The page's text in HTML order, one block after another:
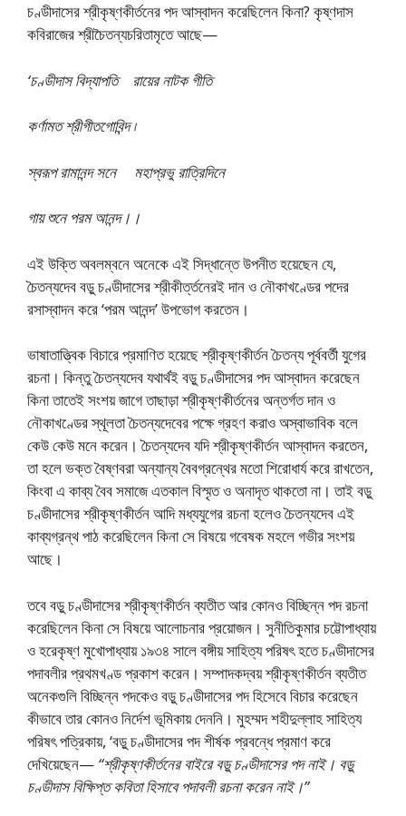
চণ্ডীদাসের শ্রীকৃষ্ণকীর্তনের পদ আস্বাদন করেছিলেন কিনা? কৃষ্ণদাস
কবিরাজের শ্রীচৈতন্যচরিতামৃতে আছে—
‘চণ্ডীদাস বিদ্যাপতি রায়ের নাটক গীতি
কর্ণামত শ্রীগীতগোবিন্দ ৷
স্বরূপ রামানন্দ সনে মহাপ্রভু রাত্রিদিনে
গায় শুনে পরম আনন্দ।।
এই উক্তি অবলম্বনে অনেকে এই সিদ্ধান্তে উপনীত হয়েছেন যে,
চৈতন্যদেব বড়ু চণ্ডীদাসের শ্রীকীর্ত্তনেরই দান ও নৌকাখণ্ডের পদের
রসাস্বাদন করে ‘পরম আনন্দ’ উপভোগ করতেন।
ভাষাতাত্ত্বিক বিচারে প্রমাণিত হয়েছে শ্রীকৃষ্ণকীর্তন চৈতন্য পূর্ববর্তী যুগের
রচনা। কিন্তু চৈতন্যদেব যথার্থই বড়ু চণ্ডীদাসের পদ আস্বাদন করেছেন
কিনা তাতেই সংশয় জাগে তাছাড়া শ্রীকৃষ্ণকীর্তনের অন্তর্গত দান ও
নৌকাখণ্ডের স্থূলতা চৈতন্যদেবের পক্ষে গ্রহণ করাও অস্বাভাবিক বলে
কেউ কেউ মনে করেন। চৈতন্যদেব যদি শ্রীকৃষ্ণকীর্তন আস্বাদন করতেন,
তা হলে ভক্ত বৈষ্ণবরা অন্যান্য বৈবগ্রন্থের মতো শিরোধার্য করে রাখতেন,
কিংবা এ কাব্য বৈব সমাজে এতকাল বিস্মৃত ও অনাদৃত থাকতো না। তাই বড়ু
চণ্ডীদাসের শ্রীকৃষ্ণকীর্তন আদি মধ্যযুগের রচনা হলেও চৈতন্যদেব এই
কাব্যগ্রন্থ পাঠ করেছিলেন কিনা সে বিষয়ে গবেষক মহলে গভীর সংশয়
আছে।
তবে বড়ু চণ্ডীদাসের শ্রীকৃষ্ণকীর্তন ব্যতীত আর কোনও বিচ্ছিন্ন পদ রচনা
করেছিলেন কিনা সে বিষয়ে আলোচনার প্রয়োজন। সুনীতিকুমার চট্টোপাধ্যায়
ও হরেকৃষ্ণ মুখোপাধ্যায় ১৯৩৪ সালে বঙ্গীয় সাহিত্য পরিষৎ হতে চণ্ডীদাসের
পদাবলীর প্রথমখণ্ড প্রকাশ করেন। সম্পাদকদ্বয় শ্রীকৃষ্ণকীর্তন ব্যতীত
অনেকগুলি বিচ্ছিন্ন পদকেও বড়ু চণ্ডীদাসের পদ হিসেবে বিচার করেছেন
কীভাবে তার কোনও নির্দেশ ভূমিকায় দেননি। মুহম্মদ শহীদুল্লাহ সাহিত্য
পরিষৎ পত্রিকায়, ‘বড়ু চণ্ডীদাসের পদ শীর্ষক প্রবন্ধে প্রমাণ করে
দেখিয়েছেন— “শ্রীকৃষ্ণকীর্তনের বাইরে বড়ু চণ্ডীদাসের পদ নাই। বড়ু
চণ্ডীদাস বিক্ষিপ্ত কবিতা হিসাবে পদাবলী রচনা করেন নাই।”